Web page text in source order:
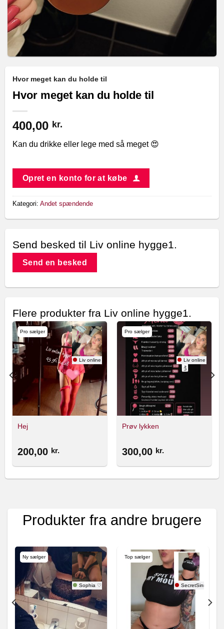
Hvor meget kan du holde til
Hvor meget kan du holde til
400,00 kr.
Kan du drikke eller lege med så meget 😍
Opret en konto for at købe
Kategori: Andet spændende
Send besked til Liv online hygge1.
Send en besked
Flere produkter fra Liv online hygge1.
Pro sælger
Liv online hygge1.
Hej
200,00 kr.
Pro sælger
Liv online
Prøv lykken
300,00 kr.
Produkter fra andre brugere
Ny sælger
Sophia ♡
Top sælger
SecretSinnerX